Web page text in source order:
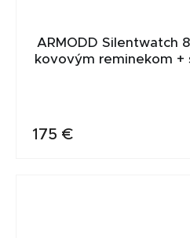
ARMODD Silentwatch
kovovým reminekom +
175 €